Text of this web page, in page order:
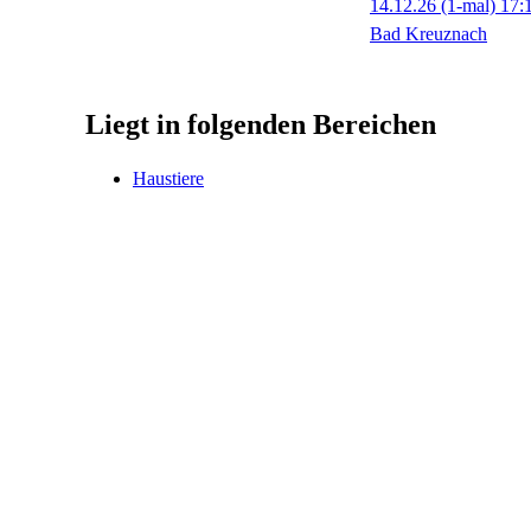
14.12.26 (1-mal)
Bad Kreuznach
Liegt in folgenden Bereichen
Haustiere